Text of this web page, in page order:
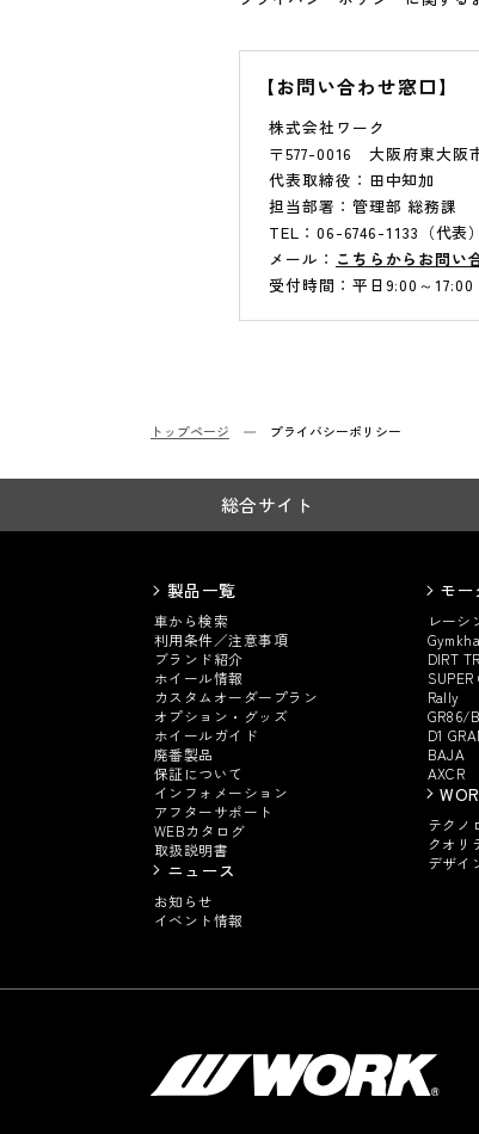
【お問い合わせ窓口】
株式会社ワーク
〒577-0016 大阪府東大阪
代表取締役：田中知加
担当部署：管理部 総務課
TEL：06-6746-1133（代表）
メール： こちらからお問い
受付時間：平日9:00～17:00
トップページ プライバシーポリシー
総合サイト
製品一覧
車から検索
利用条件／注意事項
ブランド紹介
ホイール情報
カスタムオーダープラン
オプション・グッズ
ホイールガイド
廃番製品
保証について
インフォメーション
アフターサポート
WEBカタログ
取扱説明書
ニュース
お知らせ
イベント情報
モー
レーシ
DIRT
SUPER
Rally
GR86/
D1
BAJA
AXCR
テクノ
クオリ
デザイ